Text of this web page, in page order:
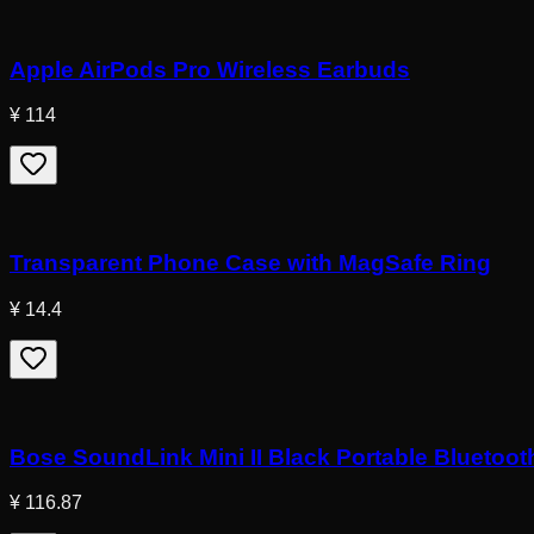
Apple AirPods Pro Wireless Earbuds
¥ 114
Transparent Phone Case with MagSafe Ring
¥ 14.4
Bose SoundLink Mini II Black Portable
¥ 116.87